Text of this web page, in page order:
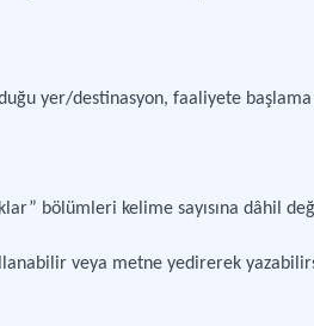
yer/destinasyon, faaliyete başlama
bölümleri kelime sayısına dâhil
veya metne yedirerek